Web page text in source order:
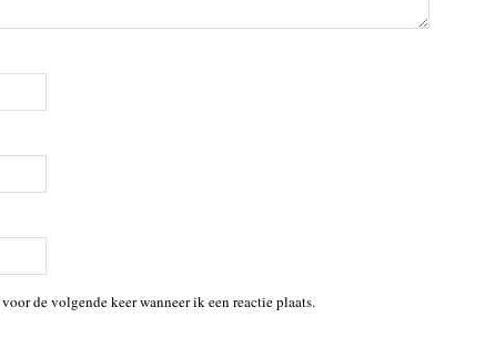
de volgende keer wanneer ik een reactie plaats.